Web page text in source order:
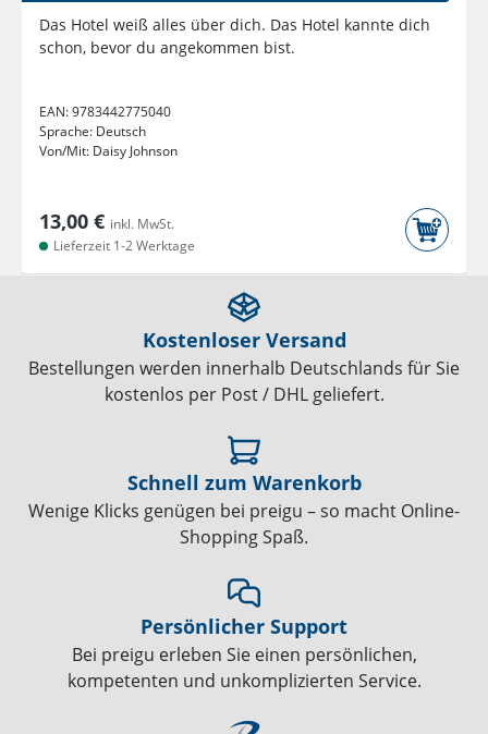
Das Hotel weiß alles über dich. Das Hotel kannte dich
schon, bevor du angekommen bist.
EAN:9783442775040
Sprache: Deutsch
Von/Mit: Daisy Johnson
13,00 € inkl. MwSt.
Lieferzeit 1-2 Werktage
Kostenloser Versand
Bestellungen werden innerhalb Deutschlands für Sie
kostenlos per Post / DHL geliefert.
Schnell zum Warenkorb
Wenige Klicks genügen bei preigu – so macht Online-
Shopping Spaß.
Persönlicher Support
Bei preigu erleben Sie einen persönlichen,
kompetenten und unkomplizierten Service.